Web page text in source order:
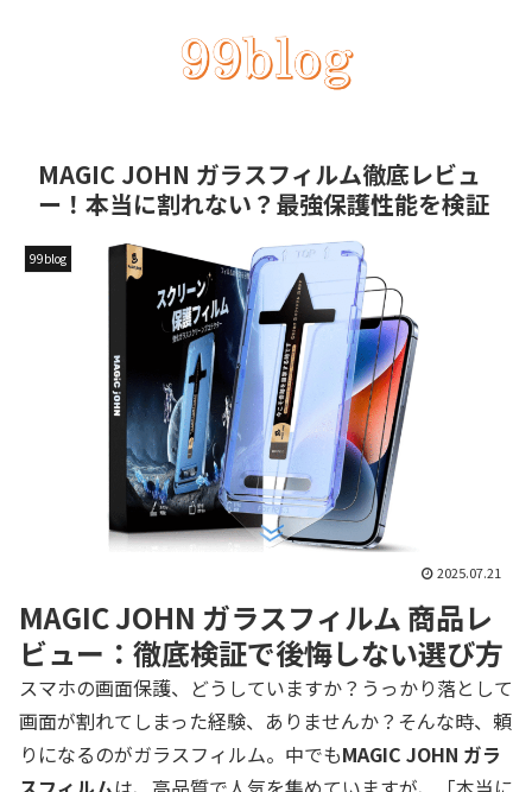
MAGIC JOHN ガラスフィルム徹底レビュ
ー！本当に割れない？最強保護性能を検証
99blog
2025.07.21
MAGIC JOHN ガラスフィルム 商品レ
ビュー：徹底検証で後悔しない選び方
スマホの画面保護、どうしていますか？うっかり落として
画面が割れてしまった経験、ありませんか？そんな時、頼
りになるのがガラスフィルム。中でもMAGIC JOHN ガラ